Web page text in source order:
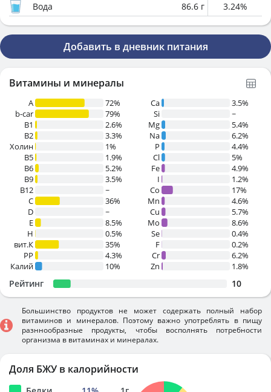
Вода
86.6 г 3.24%
Добавить в дневник питания
Витамины и минералы
A
72%
b-car
79%
В1
2.6%
B2
3.3%
Холин
1%
B5
1.9%
B6
5.2%
B9
3.5%
B12
~
C
36%
D
~
E
8.5%
H
0.5%
вит.К
35%
PP
4.3%
Калий
10%
Ca
3.5%
Si
~
Mg
5.4%
Na
6.2%
P
4.4%
Cl
5%
Fe
4.9%
I
1.2%
Co
17%
Mn
4.6%
Cu
5.7%
Mo
8.6%
Se
0.4%
F
0.2%
Cr
6.2%
Zn
1.8%
Рейтинг 10
Большинство продуктов не может содержать полный набор
витаминов и минералов. Поэтому важно употреблять в пищу
разннообразные продукты, чтобы восполнять потребности
организма в витаминах и минералах.
Доля БЖУ в калорийности